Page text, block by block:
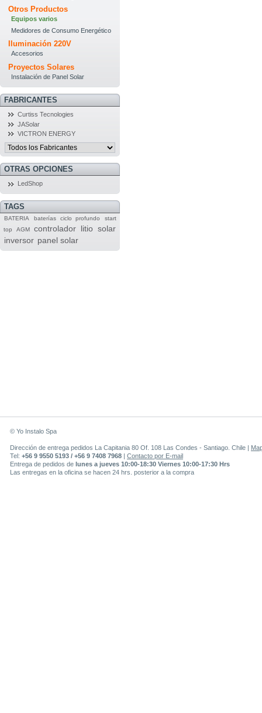
Otros Productos
Equipos varios
Medidores de Consumo Energético
Iluminación 220V
Accesorios
Proyectos Solares
Instalación de Panel Solar
FABRICANTES
Curtiss Tecnologies
JASolar
VICTRON ENERGY
OTRAS OPCIONES
LedShop
TAGS
BATERIA baterías ciclo profundo
start
top
AGM controlador litio solar
inversor panel solar
© Yo Instalo Spa
Dirección de entrega pedidos La Capitania 80 Of. 108 Las Condes - Santiago. Chile |
Tel: +56 9 9550 5193 / +56 9 7408 7968 | Contacto por E-mail
Entrega de pedidos de lunes a jueves 10:00-18:30 Viernes 10:00-17:30 Hrs
Las entregas en la oficina se hacen 24 hrs. posterior a la compra